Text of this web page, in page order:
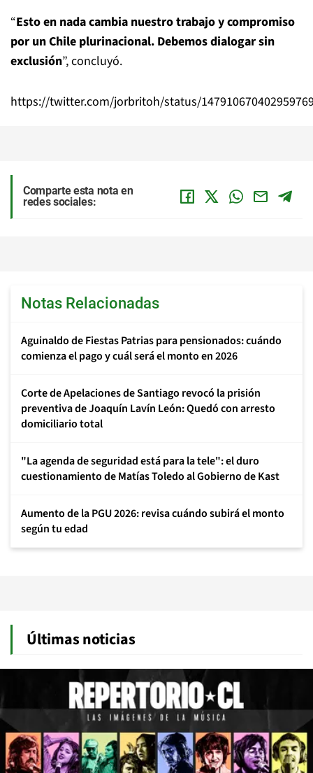
“Esto en nada cambia nuestro trabajo y compromiso
por un Chile plurinacional. Debemos dialogar sin
exclusión”, concluyó.
https://twitter.com/jorbritoh/status/
Comparte esta nota en
redes sociales:
Notas Relacionadas
Aguinaldo de Fiestas Patrias para pensionados: cuándo
comienza el pago y cuál será el monto en 2026
Corte de Apelaciones de Santiago revocó la prisión
preventiva de Joaquín Lavín León: Quedó con arresto
domiciliario total
"La agenda de seguridad está para la tele": el duro
cuestionamiento de Matías Toledo al Gobierno de Kast
Aumento de la PGU 2026: revisa cuándo subirá el monto
según tu edad
Últimas noticias